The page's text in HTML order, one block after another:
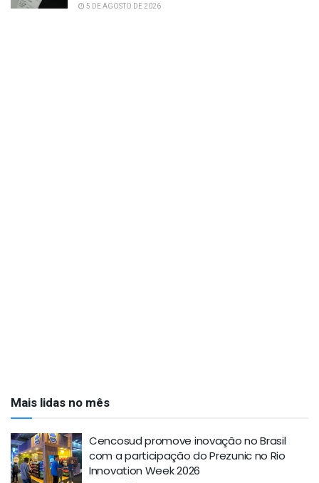
5 DE AGOSTO DE 2026
Mais lidas no mês
Cencosud promove inovação no Brasil
com a participação do Prezunic no Rio
Innovation Week 2026